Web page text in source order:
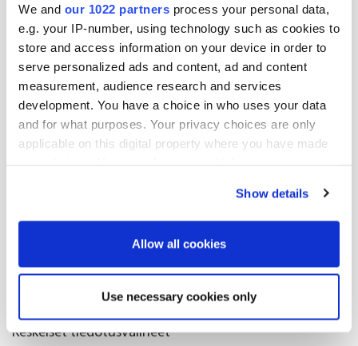
We and our 1022 partners process your personal data,
e.g. your IP-number, using technology such as cookies to
store and access information on your device in order to
serve personalized ads and content, ad and content
measurement, audience research and services
development. You have a choice in who uses your data
and for what purposes. Your privacy choices are only
applicable on this digital property where you have made
If you allow, we would also like to:
Identify your device by actively scanning it for
Show details
Allow all cookies
Use necessary cookies only
FI0009014351
7 902
214
4,26 %
A YHTEENSÄ 7 902 214 4,26 %
Oriola Oyj
puh. 010 429 5761
sähköposti: petter.sandstrom@oriola.com
Keskeiset tiedotusvälineet